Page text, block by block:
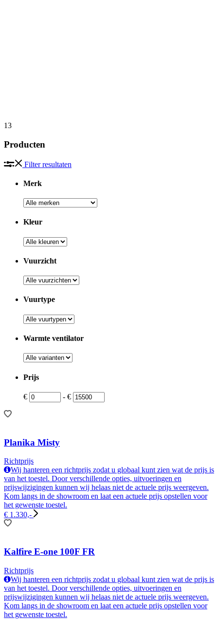
13
Producten
Filter resultaten
Merk
Merk
Kleur
Kleur
Vuurzicht
Vuurzicht
Vuurtype
Vuurtype
Warmte ventilator
Warmte
Prijs
€ Prijs - € Prijs
Planika Misty
Richtprijs
Wij hanteren een richtprijs zodat u globaal kunt zien wat de prijs is
van het toestel. Door verschillende opties, uitvoeringen en
prijswijzigingen kunnen wij helaas niet de actuele prijs weergeven.
Kom langs in de showroom en laat een actuele prijs opstellen voor
het gewenste toestel.
€ 1.330,-
Kalfire E-one 100F FR
Richtprijs
Wij hanteren een richtprijs zodat u globaal kunt zien wat de prijs is
van het toestel. Door verschillende opties, uitvoeringen en
prijswijzigingen kunnen wij helaas niet de actuele prijs weergeven.
Kom langs in de showroom en laat een actuele prijs opstellen voor
het gewenste toestel.